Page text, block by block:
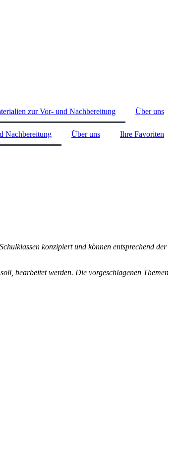
zur Vor- und Nachbereitung Über uns
Nachbereitung Über uns Ihre Favoriten
konzipiert und können entsprechend der
bearbeitet werden. Die vorgeschlagenen Themen